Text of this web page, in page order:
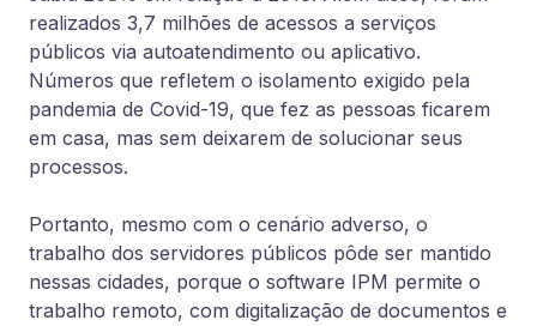
realizados 3,7 milhões de acessos a serviços
públicos via autoatendimento ou aplicativo.
Números que refletem o isolamento exigido pela
pandemia de Covid-19, que fez as pessoas ficarem
em casa, mas sem deixarem de solucionar seus
processos.
Portanto, mesmo com o cenário adverso, o
trabalho dos servidores públicos pôde ser mantido
nessas cidades, porque o software IPM permite o
trabalho remoto, com digitalização de documentos e